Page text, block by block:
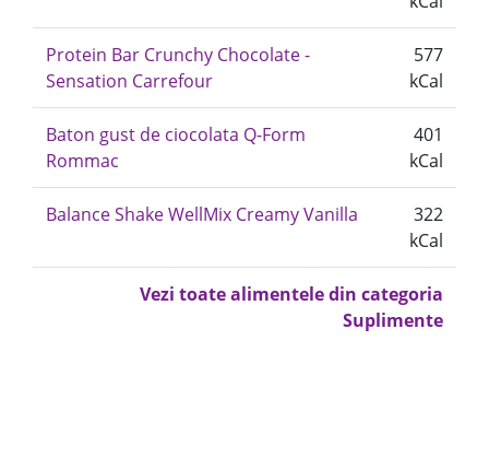
Protein Bar Crunchy Chocolate -
Sensation Carrefour
577
kCal
Baton gust de ciocolata Q-Form
Rommac
401
kCal
Balance Shake WellMix Creamy Vanilla
322
kCal
Vezi toate alimentele din categoria
Suplimente